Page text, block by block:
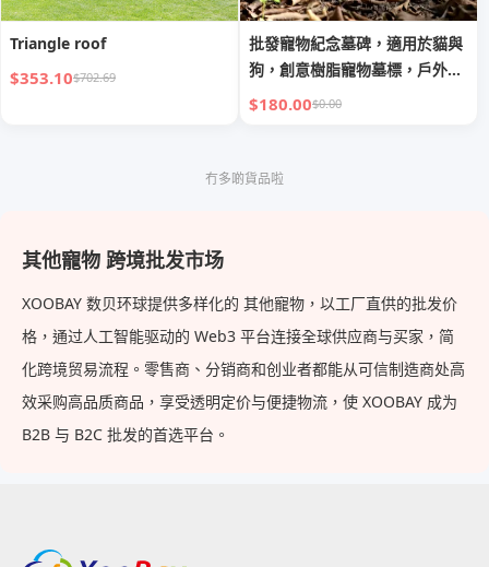
Triangle roof
$353.10$702.69
批發寵物紀念墓碑，適用於貓與
狗，創意樹脂寵物墓標，戶外花
園寵物紀念碑，最少起訂量 20
$180.00$0.00
冇多啲貨品啦
其他寵物 跨境批发市场
XOOBAY 数贝环球提供多样化的 其他寵物，以工厂直供的批发价
格，通过人工智能驱动的 Web3 平台连接全球供应商与买家，简
化跨境贸易流程。零售商、分销商和创业者都能从可信制造商处高
效采购高品质商品，享受透明定价与便捷物流，使 XOOBAY 成为
B2B 与 B2C 批发的首选平台。